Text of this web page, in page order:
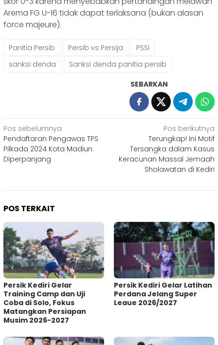
Arema FG U-16 tidak dapat terlaksana (bukan alasan
force majeure).
Panitia Persib Persib vs Persija
PSSI
sanksi denda
Sanksi denda panitia persib
SEBARKAN
Navigasi
pos
Pos sebelumnya
Pendaftaran Pengawas TPS
Pilkada 2024 Kota Madiun
Diperpanjang
Pos berikutnya
Terungkap! Ini Motif
Tersangka dalam Kasus
Keracunan Massal Jemaah
Sholawatan di Kediri
POS TERKAIT
Persik Kediri Gelar
Training Camp dan Uji
Coba di Solo, Fokus
Matangkan Persiapan
Musim 2026-2027
Persik Kediri Gelar Latihan
Perdana Jelang Super
Leaue 2026/2027